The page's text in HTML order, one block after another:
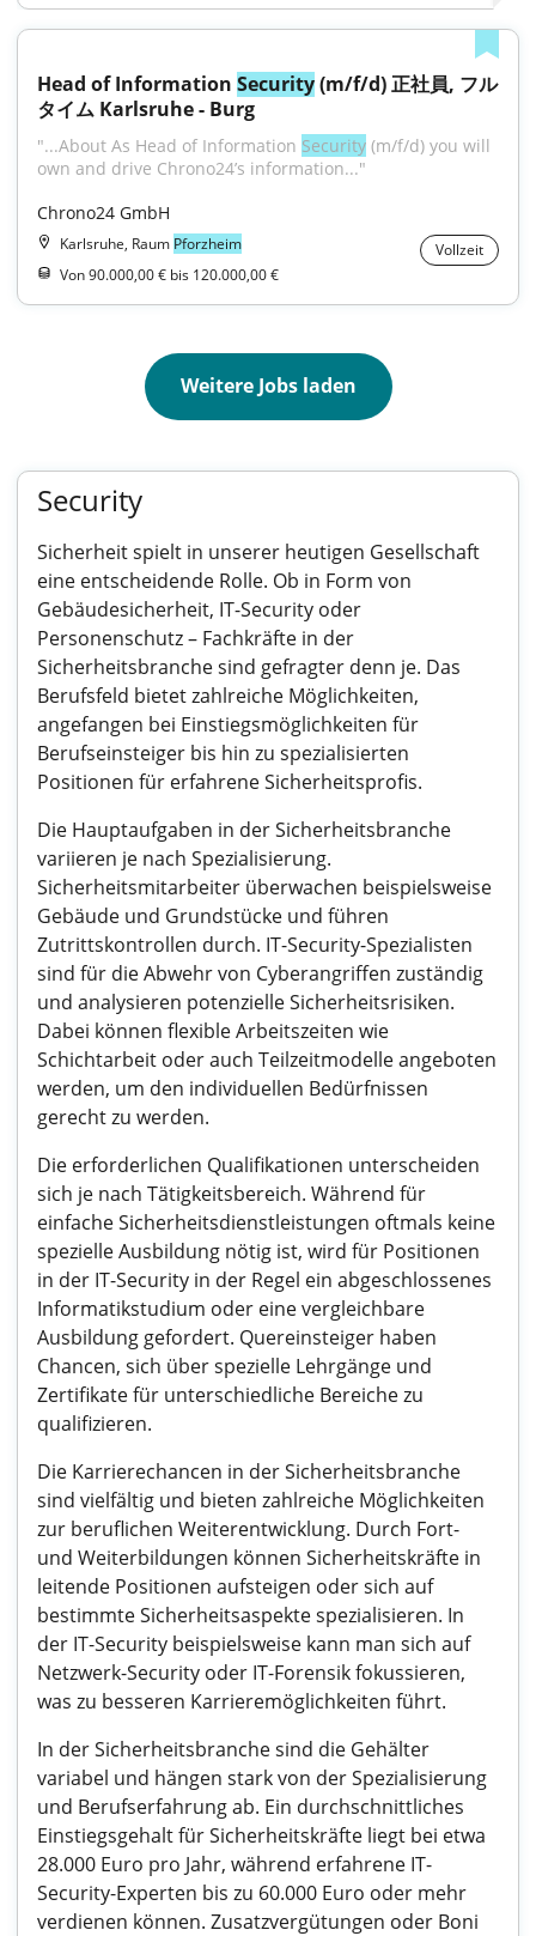
Head of Information Security (m/f/d) 正社員, フル
タイム Karlsruhe - Burg
"...About As Head of Information Security (m/f/d) you will
own and drive Chrono24’s information..."
Chrono24 GmbH
Karlsruhe, Raum Pforzheim
Vollzeit
Von 90.000,00 € bis 120.000,00 €
Weitere Jobs laden
Security
Sicherheit spielt in unserer heutigen Gesellschaft
eine entscheidende Rolle. Ob in Form von
Gebäudesicherheit, IT-Security oder
Personenschutz – Fachkräfte in der
Sicherheitsbranche sind gefragter denn je. Das
Berufsfeld bietet zahlreiche Möglichkeiten,
angefangen bei Einstiegsmöglichkeiten für
Berufseinsteiger bis hin zu spezialisierten
Positionen für erfahrene Sicherheitsprofis.
Die Hauptaufgaben in der Sicherheitsbranche
variieren je nach Spezialisierung.
Sicherheitsmitarbeiter überwachen beispielsweise
Gebäude und Grundstücke und führen
Zutrittskontrollen durch. IT-Security-Spezialisten
sind für die Abwehr von Cyberangriffen zuständig
und analysieren potenzielle Sicherheitsrisiken.
Dabei können flexible Arbeitszeiten wie
Schichtarbeit oder auch Teilzeitmodelle angeboten
werden, um den individuellen Bedürfnissen
gerecht zu werden.
Die erforderlichen Qualifikationen unterscheiden
sich je nach Tätigkeitsbereich. Während für
einfache Sicherheitsdienstleistungen oftmals keine
spezielle Ausbildung nötig ist, wird für Positionen
in der IT-Security in der Regel ein abgeschlossenes
Informatikstudium oder eine vergleichbare
Ausbildung gefordert. Quereinsteiger haben
Chancen, sich über spezielle Lehrgänge und
Zertifikate für unterschiedliche Bereiche zu
qualifizieren.
Die Karrierechancen in der Sicherheitsbranche
sind vielfältig und bieten zahlreiche Möglichkeiten
zur beruflichen Weiterentwicklung. Durch Fort-
und Weiterbildungen können Sicherheitskräfte in
leitende Positionen aufsteigen oder sich auf
bestimmte Sicherheitsaspekte spezialisieren. In
der IT-Security beispielsweise kann man sich auf
Netzwerk-Security oder IT-Forensik fokussieren,
was zu besseren Karrieremöglichkeiten führt.
In der Sicherheitsbranche sind die Gehälter
variabel und hängen stark von der Spezialisierung
und Berufserfahrung ab. Ein durchschnittliches
Einstiegsgehalt für Sicherheitskräfte liegt bei etwa
28.000 Euro pro Jahr, während erfahrene IT-
Security-Experten bis zu 60.000 Euro oder mehr
verdienen können. Zusatzvergütungen oder Boni